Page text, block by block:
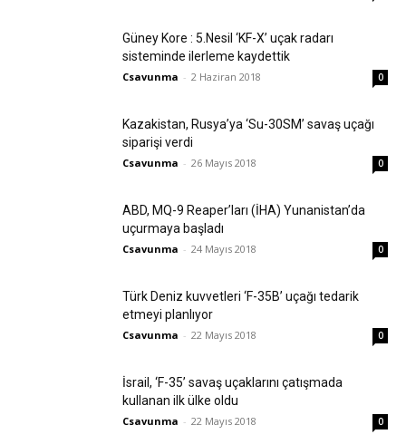
Güney Kore : 5.Nesil ‘KF-X’ uçak radarı
sisteminde ilerleme kaydettik
Csavunma - 2 Haziran 2018 0
Kazakistan, Rusya’ya ‘Su-30SM’ savaş uçağı
siparişi verdi
Csavunma - 26 Mayıs 2018 0
ABD, MQ-9 Reaper’ları (İHA) Yunanistan’da
uçurmaya başladı
Csavunma - 24 Mayıs 2018 0
Türk Deniz kuvvetleri ‘F-35B’ uçağı tedarik
etmeyi planlıyor
Csavunma - 22 Mayıs 2018 0
İsrail, ‘F-35’ savaş uçaklarını çatışmada
kullanan ilk ülke oldu
Csavunma - 22 Mayıs 2018 0